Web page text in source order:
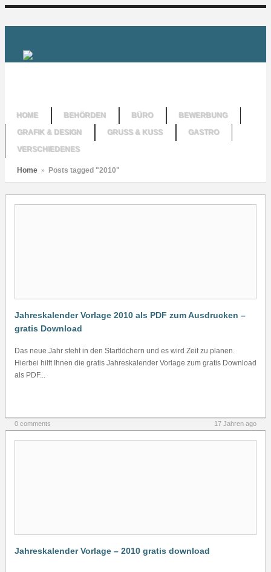
HOME BEHÖRDEN BÜRO
BEWERBUNG
GRAFIK & DESIGN
GRUSS & KUSS
GASTRO
VERSCHIEDENES
Home » Posts tagged "2010"
Jahreskalender Vorlage 2010 als PDF zum Ausdrucken –
gratis Download
Das neue Jahr steht in den Startlöchern und es wird Zeit zu planen.
Hierbei hilft Ihnen die gratis Jahreskalender Vorlage zum gratis Download
als PDF...
0 comments 17 Jahren ago
Jahreskalender Vorlage – 2010 gratis download